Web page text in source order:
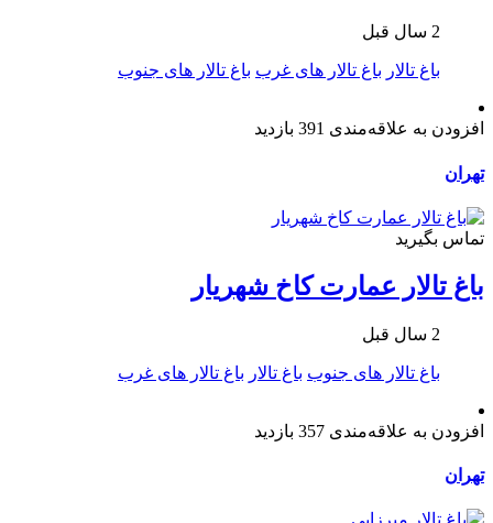
2 سال قبل
باغ تالار باغ تالار های غرب باغ تالار های جنوب
افزودن به علاقه‌مندی 391 بازدید
تهران
تماس بگیرید
باغ تالار عمارت کاخ شهریار
2 سال قبل
باغ تالار های جنوب باغ تالار باغ تالار های غرب
افزودن به علاقه‌مندی 357 بازدید
تهران